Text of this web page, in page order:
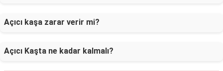
Açıcı kaşa zarar verir mi?
Açıcı Kaşta ne kadar kalmalı?